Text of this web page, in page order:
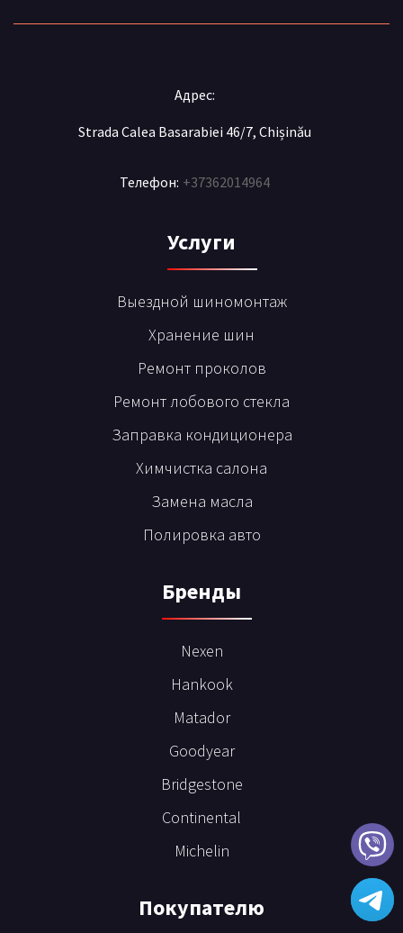
Адрес:
Strada Calea Basarabiei 46/7, Chișinău
Телефон: +37362014964
Услуги
Выездной шиномонтаж
Хранение шин
Ремонт проколов
Ремонт лобового стекла
Заправка кондиционера
Химчистка салона
Замена масла
Полировка авто
Бренды
Nexen
Hankook
Matador
Goodyear
Bridgestone
Continental
Michelin
Покупателю